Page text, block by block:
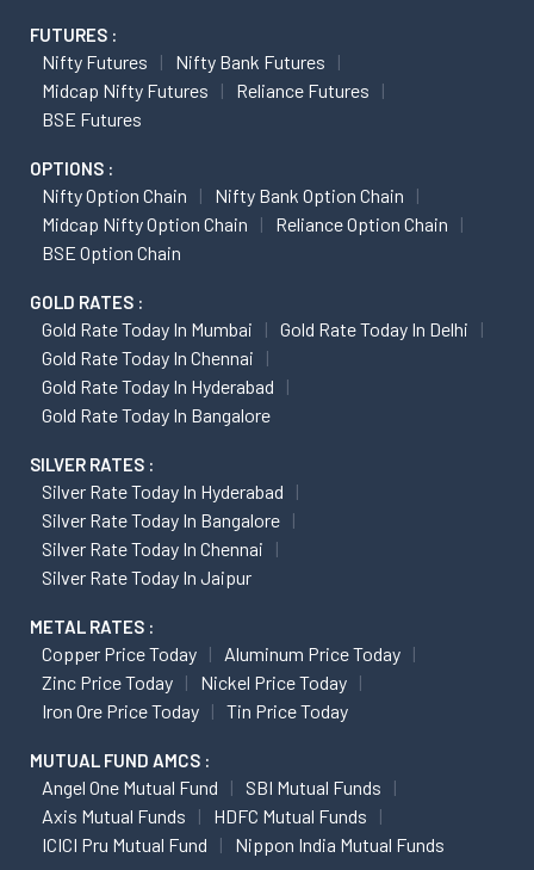
FUTURES :
Nifty Futures
Nifty Bank Futures
Midcap Nifty Futures
Reliance Futures
BSE Futures
OPTIONS :
Nifty Option Chain
Nifty Bank Option Chain
Midcap Nifty Option Chain
Reliance Option Chain
BSE Option Chain
GOLD RATES :
Gold Rate Today In Mumbai
Gold Rate Today In Delhi
Gold Rate Today In Chennai
Gold Rate Today In Hyderabad
Gold Rate Today In Bangalore
SILVER RATES :
Silver Rate Today In Hyderabad
Silver Rate Today In Bangalore
Silver Rate Today In Chennai
Silver Rate Today In Jaipur
METAL RATES :
Copper Price Today
Aluminum Price Today
Zinc Price Today
Nickel Price Today
Iron Ore Price Today
Tin Price Today
MUTUAL FUND AMCS :
Angel One Mutual Fund
SBI Mutual Funds
Axis Mutual Funds
HDFC Mutual Funds
ICICI Pru Mutual Fund
Nippon India Mutual Funds